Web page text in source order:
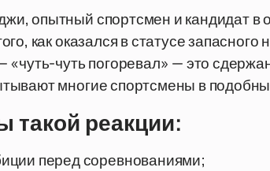
опытный спортсмен и кандидат в
как оказался в статусе запасного
«чуть-чуть погоревал» — это
многие спортсмены в
такой реакции:
перед соревнованиями;